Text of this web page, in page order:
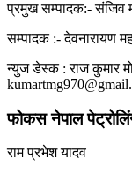
प्रमुख सम्पादक:- संजिव
सम्पादक :- देवनारायण
न्युज डेस्क : राज कुमार
फोकस नेपाल
राम प्रभेश यादव